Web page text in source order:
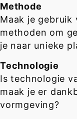
Methode
Maak je gebruik
methoden om
je naar unieke
Technologie
Is technologie
maak je er
vormgeving?